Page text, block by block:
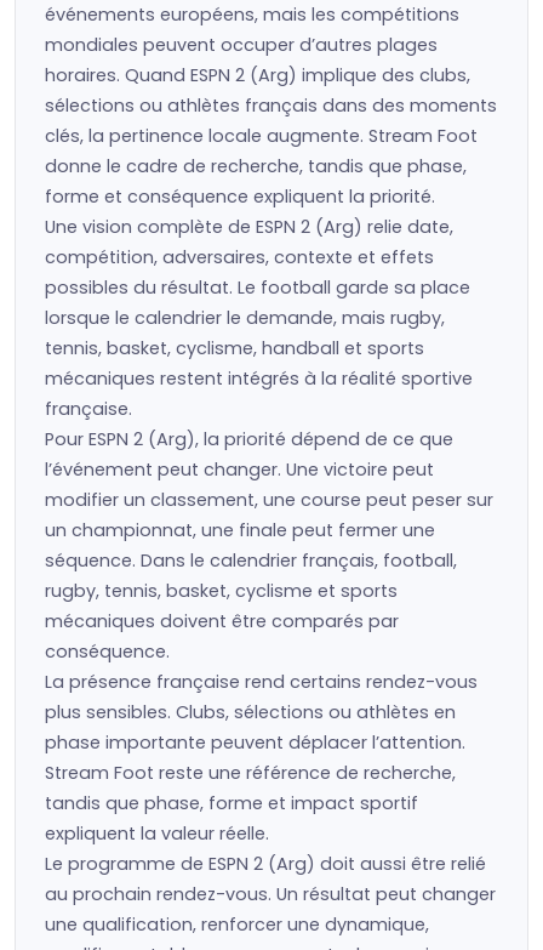
événements européens, mais les compétitions
mondiales peuvent occuper d’autres plages
horaires. Quand ESPN 2 (Arg) implique des clubs,
sélections ou athlètes français dans des moments
clés, la pertinence locale augmente. Stream Foot
donne le cadre de recherche, tandis que phase,
forme et conséquence expliquent la priorité.
Une vision complète de ESPN 2 (Arg) relie date,
compétition, adversaires, contexte et effets
possibles du résultat. Le football garde sa place
lorsque le calendrier le demande, mais rugby,
tennis, basket, cyclisme, handball et sports
mécaniques restent intégrés à la réalité sportive
française.
Pour ESPN 2 (Arg), la priorité dépend de ce que
l’événement peut changer. Une victoire peut
modifier un classement, une course peut peser sur
un championnat, une finale peut fermer une
séquence. Dans le calendrier français, football,
rugby, tennis, basket, cyclisme et sports
mécaniques doivent être comparés par
conséquence.
La présence française rend certains rendez-vous
plus sensibles. Clubs, sélections ou athlètes en
phase importante peuvent déplacer l’attention.
Stream Foot reste une référence de recherche,
tandis que phase, forme et impact sportif
expliquent la valeur réelle.
Le programme de ESPN 2 (Arg) doit aussi être relié
au prochain rendez-vous. Un résultat peut changer
une qualification, renforcer une dynamique,